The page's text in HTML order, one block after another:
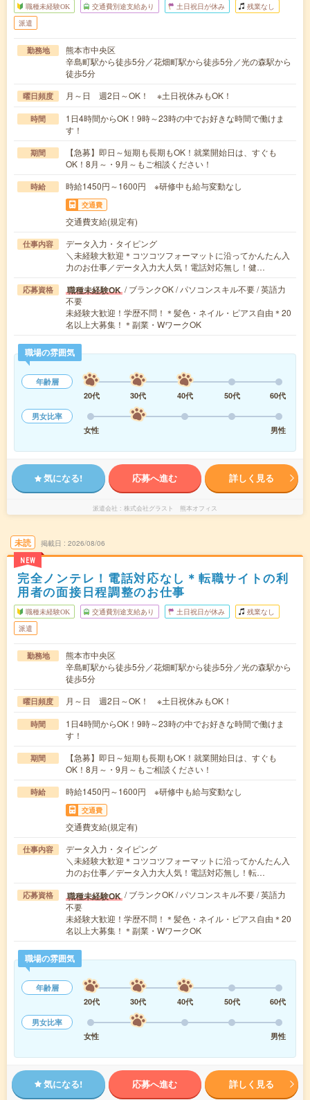
職種未経験OK 交通費別途支給あり 土日祝日が休み 残業なし
派遣
勤務地
熊本市中央区
辛島町駅から徒歩5分／花畑町駅から徒歩5分／光の森駅から
徒歩5分
曜日頻度 月～日 週2日～OK！ ※土日祝休みもOK！
時間
1日4時間からOK！9時～23時の中でお好きな時間で働けま
す！
期間
【急募】即日～短期も長期もOK！就業開始日は、すぐも
OK！8月～・9月～もご相談ください！
時給 時給1450円～1600円 ※研修中も給与変動なし
交通費
交通費支給(規定有)
仕事内容
データ入力・タイピング
＼未経験大歓迎＊コツコツフォーマットに沿ってかんたん入
力のお仕事／データ入力大人気！電話対応無し！健…
応募資格 職種未経験OK / ブランクOK / パソコンスキル不要 / 英語力
不要
未経験大歓迎！学歴不問！＊髪色・ネイル・ピアス自由＊20
名以上大募集！＊副業・WワークOK
職場の雰囲気
年齢層
20代
30代 40代 50代
60代
男女比率
女性
男性
気になる! 応募へ進む 詳しく見る
派遣会社 株式会社グラスト 熊本オフィス
未読
NEW
掲載日 2026/08/06
完全ノンテレ！電話対応なし＊転職サイトの利
用者の面接日程調整のお仕事
職種未経験OK 交通費別途支給あり 土日祝日が休み 残業なし
派遣
勤務地
熊本市中央区
辛島町駅から徒歩5分／花畑町駅から徒歩5分／光の森駅から
徒歩5分
曜日頻度 月～日 週2日～OK！ ※土日祝休みもOK！
時間
1日4時間からOK！9時～23時の中でお好きな時間で働けま
す！
期間
【急募】即日～短期も長期もOK！就業開始日は、すぐも
OK！8月～・9月～もご相談ください！
時給 時給1450円～1600円 ※研修中も給与変動なし
交通費
交通費支給(規定有)
仕事内容
データ入力・タイピング
＼未経験大歓迎＊コツコツフォーマットに沿ってかんたん入
力のお仕事／データ入力大人気！電話対応無し！転…
応募資格 職種未経験OK / ブランクOK / パソコンスキル不要 / 英語力
不要
未経験大歓迎！学歴不問！＊髪色・ネイル・ピアス自由＊20
名以上大募集！＊副業・WワークOK
職場の雰囲気
年齢層
20代
30代 40代 50代
60代
男女比率
女性
男性
気になる! 応募へ進む 詳しく見る